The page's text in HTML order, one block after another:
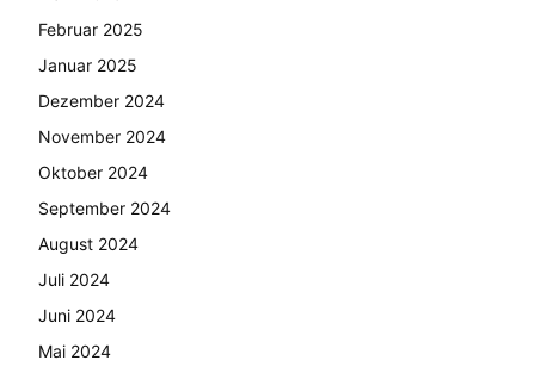
Februar 2025
Januar 2025
Dezember 2024
November 2024
Oktober 2024
September 2024
August 2024
Juli 2024
Juni 2024
Mai 2024